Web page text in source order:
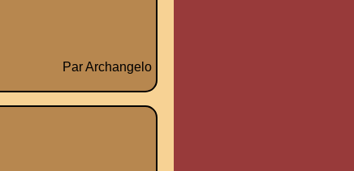
Par Archangelo